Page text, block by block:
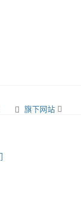
旗下网站